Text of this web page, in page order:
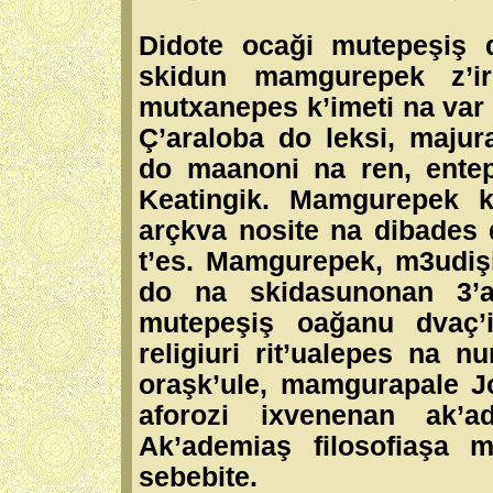
Didote ocaği mutepeşiş
skidun mamgurepek
mutxanepes k’imeti na
Ç’araloba do leksi,
do maanoni na ren,
Keatingik. Mamgurepek
arçkva nosite na
t’es. Mamgurepek,
do na skidasunonan
mutepeşiş oağanu
religiuri rit’ualepes na
oraşk’ule, mamgurapale
aforozi ixvenenan
Ak’ademiaş filosofiaşa
sebebite.